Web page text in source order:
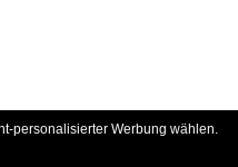
personalisierter Werbung wählen.